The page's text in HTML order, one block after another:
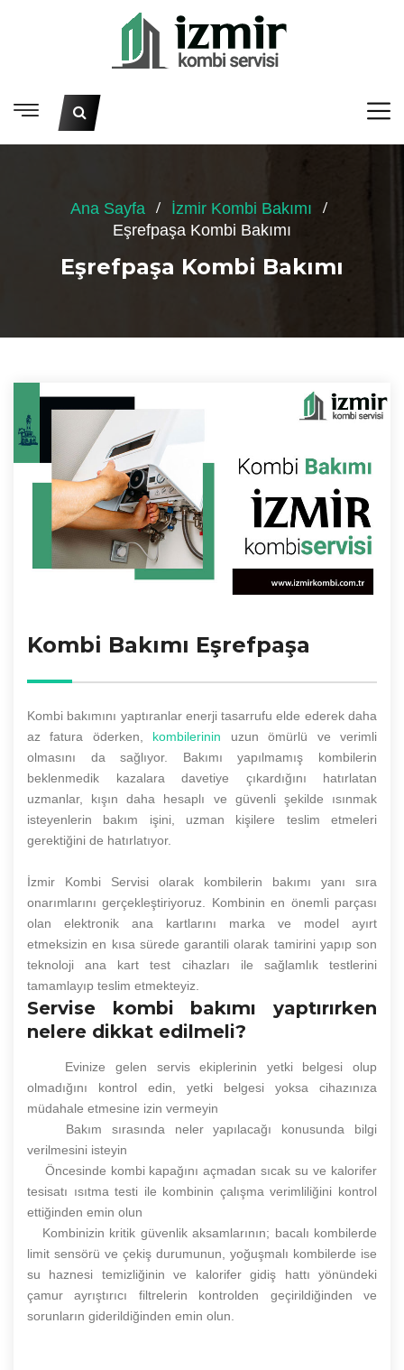
Ana Sayfa
İzmir Kombi Bakımı
Eşrefpaşa Kombi Bakımı
Eşrefpaşa Kombi Bakımı
Kombi Bakımı Eşrefpaşa
Kombi bakımını yaptıranlar enerji tasarrufu elde ederek daha
az fatura öderken, kombilerinin uzun ömürlü ve verimli
olmasını da sağlıyor. Bakımı yapılmamış kombilerin
beklenmedik kazalara davetiye çıkardığını hatırlatan
uzmanlar, kışın daha hesaplı ve güvenli şekilde ısınmak
isteyenlerin bakım işini, uzman kişilere teslim etmeleri
gerektiğini de hatırlatıyor.
İzmir Kombi Servisi olarak kombilerin bakımı yanı sıra
onarımlarını gerçekleştiriyoruz. Kombinin en önemli parçası
olan elektronik ana kartlarını marka ve model ayırt
etmeksizin en kısa sürede garantili olarak tamirini yapıp son
teknoloji ana kart test cihazları ile sağlamlık testlerini
tamamlayıp teslim etmekteyiz.
Servise kombi bakımı yaptırırken
nelere dikkat edilmeli?
Evinize gelen servis ekiplerinin yetki belgesi olup
olmadığını kontrol edin, yetki belgesi yoksa cihazınıza
müdahale etmesine izin vermeyin
Bakım sırasında neler yapılacağı konusunda bilgi
verilmesini isteyin
Öncesinde kombi kapağını açmadan sıcak su ve kalorifer
tesisatı ısıtma testi ile kombinin çalışma verimliliğini kontrol
ettiğinden emin olun
Kombinizin kritik güvenlik aksamlarının; bacalı kombilerde
limit sensörü ve çekiş durumunun, yoğuşmalı kombilerde ise
su haznesi temizliğinin ve kalorifer gidiş hattı yönündeki
çamur ayrıştırıcı filtrelerin kontrolden geçirildiğinden ve
sorunların giderildiğinden emin olun.